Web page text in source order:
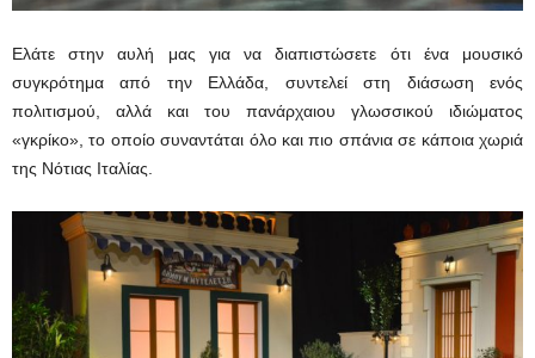
Ελάτε στην αυλή μας για να διαπιστώσετε ότι ένα μουσικό
συγκρότημα από την Ελλάδα, συντελεί στη διάσωση ενός
πολιτισμού, αλλά και του πανάρχαιου γλωσσικού ιδιώματος
«γκρίκο», το οποίο συναντάται όλο και πιο σπάνια σε κάποια χωριά
της Νότιας Ιταλίας.